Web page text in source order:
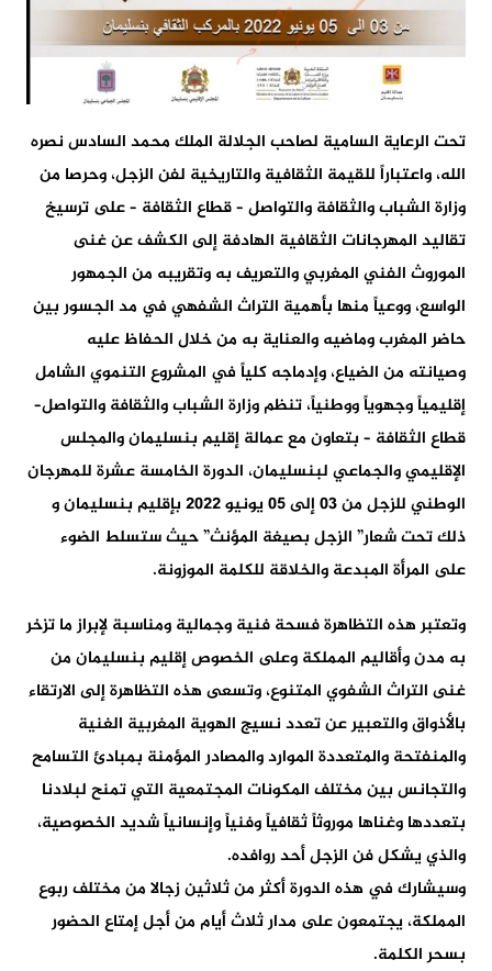
تحت الرعاية السامية لصاحب الجلالة الملك محمد السادس نصره
الله، واعتباراً للقيمة الثقافية والتاريخية لفن الزجل، وحرصا من
وزارة الشباب والثقافة والتواصل – قطاع الثقافة – على ترسيخ
تقاليد المهرجانات الثقافية الهادفة إلى الكشف عن غنى
الموروث الفني المغربي والتعريف به وتقريبه من الجمهور
الواسع، ووعياً منها بأهمية التراث الشفهي في مد الجسور بين
حاضر المغرب وماضيه والعناية به من خلال الحفاظ عليه
وصيانته من الضياع، وإدماجه كلياً في المشروع التنموي الشامل
إقليمياً وجهوياً ووطنياً، تنظم وزارة الشباب والثقافة والتواصل–
قطاع الثقافة – بتعاون مع عمالة إقليم بنسليمان والمجلس
الإقليمي والجماعي لبنسليمان، الدورة الخامسة عشرة للمهرجان
الوطني للزجل من 03 إلى 05 يونيو 2022 بإقليم بنسليمان و
ذلك تحت شعار” الزجل بصيغة المؤنث” حيث ستسلط الضوء
على المرأة المبدعة والخلاقة للكلمة الموزونة.
وتعتبر هذه التظاهرة فسحة فنية وجمالية ومناسبة لإبراز ما تزخر
به مدن وأقاليم المملكة وعلى الخصوص إقليم بنسليمان من
غنى التراث الشفوي المتنوع، وتسعى هذه التظاهرة إلى الارتقاء
بالأذواق والتعبير عن تعدد نسيج الهوية المغربية الغنية
والمنفتحة والمتعددة الموارد والمصادر المؤمنة بمبادئ التسامح
والتجانس بين مختلف المكونات المجتمعية التي تمنح لبلادنا
بتعددها وغناها موروثاً ثقافياً وفنياً وإنسانياً شديد الخصوصية،
والذي يشكل فن الزجل أحد روافده.
وسيشارك في هذه الدورة أكثر من ثلاثين زجالا من مختلف ربوع
المملكة، يجتمعون على مدار ثلاث أيام من أجل إمتاع الحضور
بسحر الكلمة.